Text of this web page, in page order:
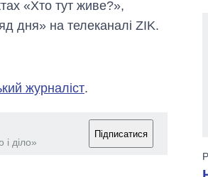
«Хто тут живе?»,
дня» на телеканалі ZIK.
журналіст.
діло»
Підписатися
аспірантуру